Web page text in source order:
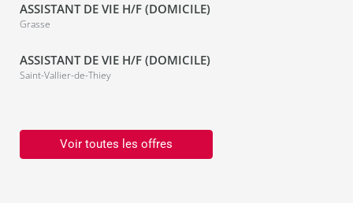
ASSISTANT DE VIE H/F (DOMICILE)
Grasse
ASSISTANT DE VIE H/F (DOMICILE)
Saint-Vallier-de-Thiey
Voir toutes les offres